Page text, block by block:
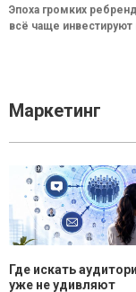
Эпоха громких
всё чаще
Маркетинг
Где искать
уже не удивляют